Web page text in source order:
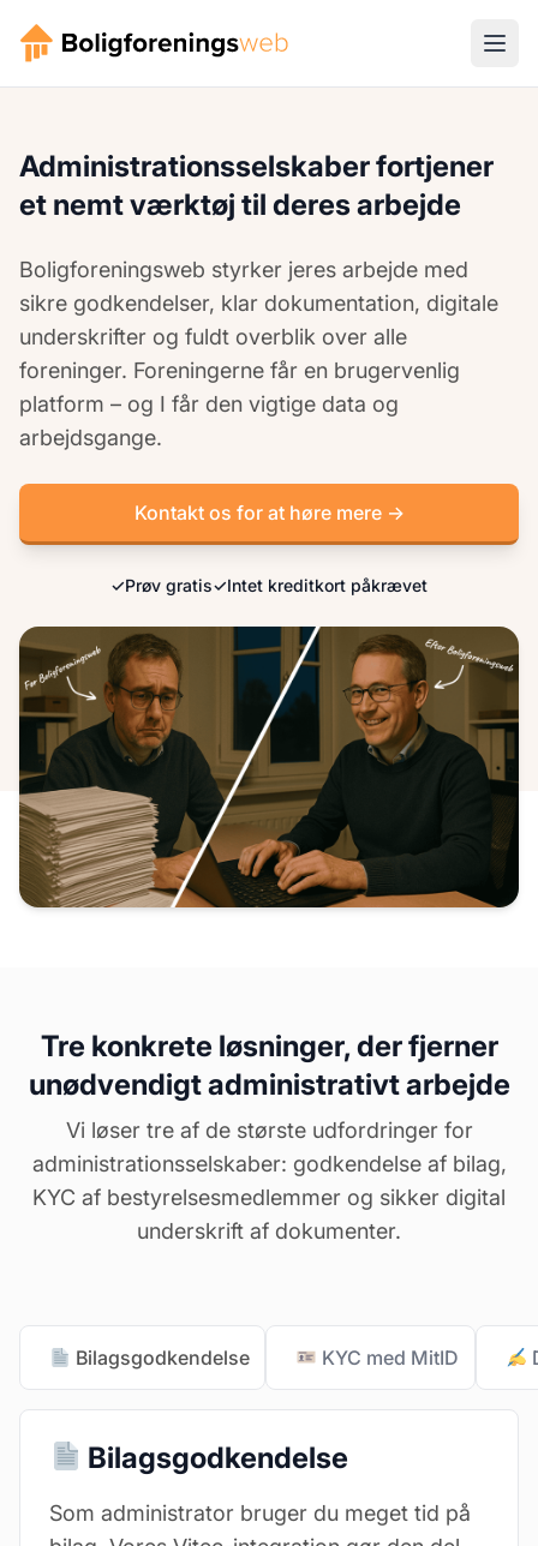
Administrationsselskaber fortjener
et nemt værktøj til deres arbejde
Boligforeningsweb styrker jeres arbejde med
sikre godkendelser, klar dokumentation, digitale
underskrifter og fuldt overblik over alle
foreninger. Foreningerne får en brugervenlig
platform – og I får den vigtige data og
arbejdsgange.
Kontakt os for at høre mere →
✓Prøv gratis✓Intet kreditkort påkrævet
Tre konkrete løsninger, der fjerner
unødvendigt administrativt arbejde
Vi løser tre af de største udfordringer for
administrationsselskaber: godkendelse af bilag,
KYC af bestyrelsesmedlemmer og sikker digital
underskrift af dokumenter.
Bilagsgodkendelse KYC med MitID
Bilagsgodkendelse
Som administrator bruger du meget tid på